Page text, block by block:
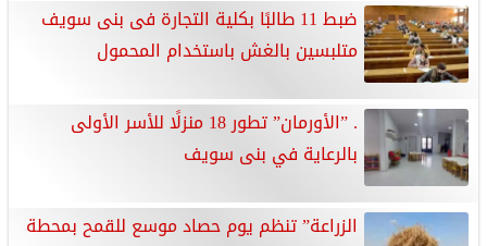
ضبط 11 طالبًا بكلية التجارة فى بنى سويف
متلبسين بالغش باستخدام المحمول
. ”الأورمان” تطور 18 منزلًا للأسر الأولى
بالرعاية في بنى سويف
الزراعة” تنظم يوم حصاد موسع للقمح بمحطة